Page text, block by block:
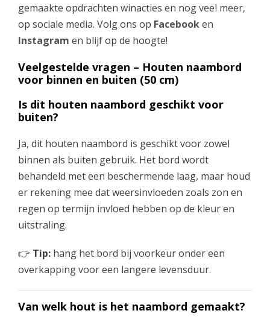
gemaakte opdrachten winacties en nog veel meer,
op sociale media. Volg ons op Facebooken
Instagram en blijf op de hoogte!
Veelgestelde vragen – Houten naambord
voor binnen en buiten (50 cm)
Is dit houten naambord geschikt voor
buiten?
Ja, dit houten naambord is geschikt voor zowel
binnen als buiten gebruik. Het bord wordt
behandeld met een beschermende laag, maar houd
er rekening mee dat weersinvloeden zoals zon en
regen op termijn invloed hebben op de kleur en
uitstraling.
👉 Tip: hang het bord bij voorkeur onder een
overkapping voor een langere levensduur.
Van welk hout is het naambord gemaakt?